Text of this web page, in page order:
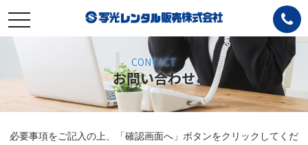
toggle
navigation
CONTACT
お問い合わせ
必要事項をご記入の上、「確認画面へ」ボタンをクリックしてくだ